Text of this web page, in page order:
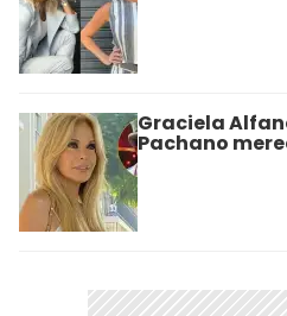
Graciela
Pachano